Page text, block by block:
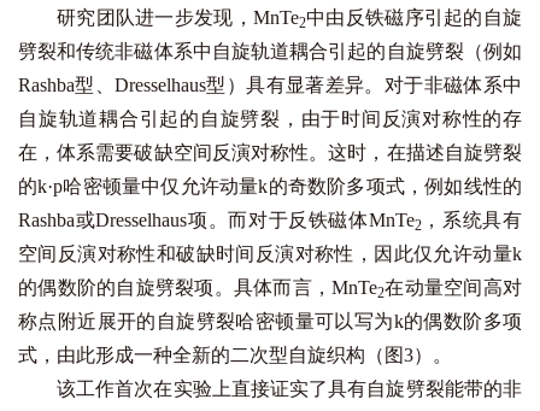
研究团队进一步发现，MnTe2中由反铁磁序引起的自旋
劈裂和传统非磁体系中自旋轨道耦合引起的自旋劈裂（例如
Rashba型、Dresselhaus型）具有显著差异。对于非磁体系中
自旋轨道耦合引起的自旋劈裂，由于时间反演对称性的存
在，体系需要破缺空间反演对称性。这时，在描述自旋劈裂
的k·p哈密顿量中仅允许动量k的奇数阶多项式，例如线性的
Rashba或Dresselhaus项。而对于反铁磁体MnTe2，系统具有
空间反演对称性和破缺时间反演对称性，因此仅允许动量k
的偶数阶的自旋劈裂项。具体而言，MnTe2在动量空间高对
称点附近展开的自旋劈裂哈密顿量可以写为k的偶数阶多项
式，由此形成一种全新的二次型自旋织构（图3）。
该工作首次在实验上直接证实了具有自旋劈裂能带的非